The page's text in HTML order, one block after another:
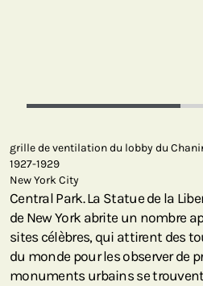
grille de ventilation du lobby du
1927-1929
New York City
Central Park. La Statue de la
de New York abrite un nombre
sites célèbres, qui attirent des
du monde pour les observer de
monuments urbains se